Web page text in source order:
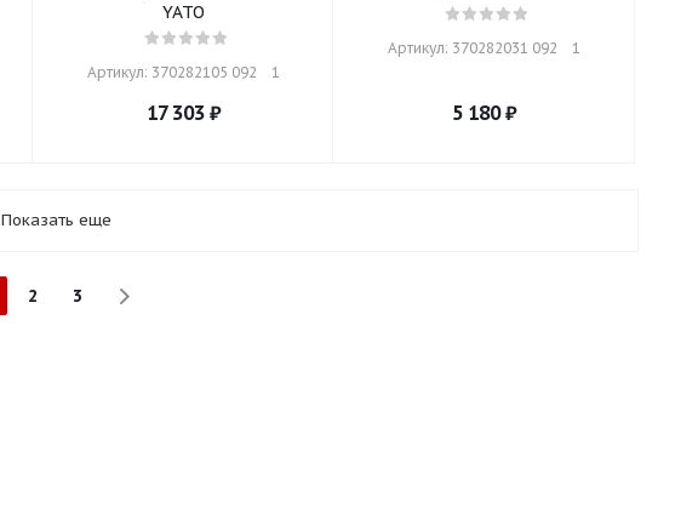
YATO
Артикул: 370282105 092    1
17 303 ₽
Артикул: 370282031 092    1
5 180₽
Показать еще
2 3